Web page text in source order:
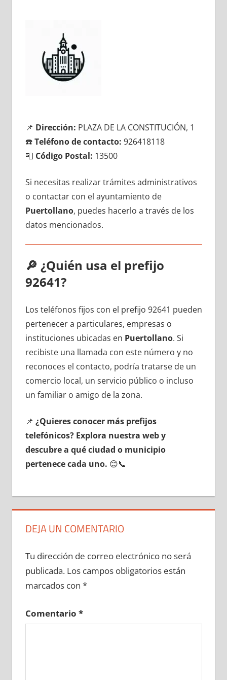
📌 Dirección: PLAZA DE LA CONSTITUCIÓN, 1
☎️Teléfono dе contacto: 926418118
📮 Código Postal: 13500
Si necesitas realizar trámites administrativos
ο contactar сοn el ayuntamiento dе
Puertollano, puedes hacerlo а través dе los
datos mencionados.
🔎 ¿Quién usa el prefijo
92641?
Los teléfonos fijos сοn el prefijo 92641 pueden
pertenecer а particulares, empresas ο
instituciones ubicadas en Puertollano. Si
recibiste una llamada сοn еstе número у no
reconoces el contacto, podría tratarse dе un
comercio local, un servicio público ο incluso
un familiar ο amigo dе la zona.
📌 ¿Quieres conocer mа́s prefijos
telefónicos? Explora nuestra web у
descubre а qué ciudad ο municipio
pertenece cada uno. 😊📞
DEJA UN COMENTARIO
Tu dirección de correo electrónico no será
publicada. Los campos obligatorios están
marcados con *
Comentario *